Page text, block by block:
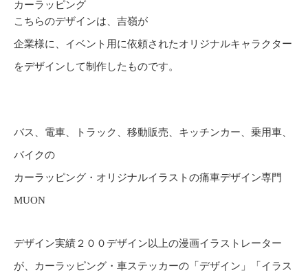
カーラッピング
こちらのデザインは、吉嶺が
企業様に、イベント用に依頼されたオリジナルキャラクター
をデザインして制作したものです。
バス、電車、トラック、移動販売、キッチンカー、乗用車、
バイクの
カーラッピング・オリジナルイラストの痛車デザイン専門
MUON
デザイン実績２００デザイン以上の漫画イラストレーター
が、カーラッピング・車ステッカーの「デザイン」「イラス